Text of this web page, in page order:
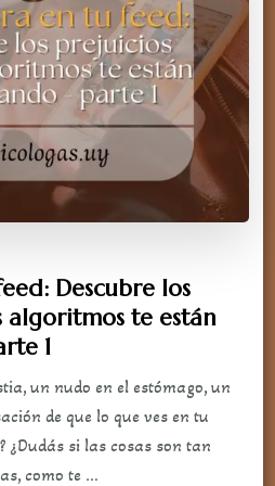
Descubre los
algoritmos te están
1
un nudo en el estómago, un
de que lo que ves en tu
¿Dudás si las cosas son tan
como te …